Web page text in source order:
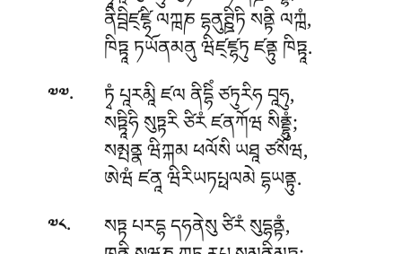
ནིབྦིཛ྄ཛྷི ལཀྑཎ དྷནུཊྛིཏི སནྟི ལཀྑཾ,
ཁིཏྟཱ ཏཡོནམནུ ཝིཛ྄ཛྷཏུ ཛནྟུ ཁིཏྟཱ.
༧༧. ཏྭཾ པཱརམཱི ཛལ ནིདྷིཾ ཙཏུརིཧ བཱཧུ,
སཏྟཱིཧི སུཏྟརི ཙིརཾ ཛནཀོཝ སིནྡྷུཾ;
སམྤནྣ ཝིཀྐམ ཕལོསི ཡཐཱ ཙསོཝ,
ཨེཝཾ ཛནཱ ཝིརིཡཏཔྥལམེ དྷཡནྟུ.
༧༨. སཏྟ པརདྷ དཧནེསུ ཙིརཾ སུདྷནྟཾ,